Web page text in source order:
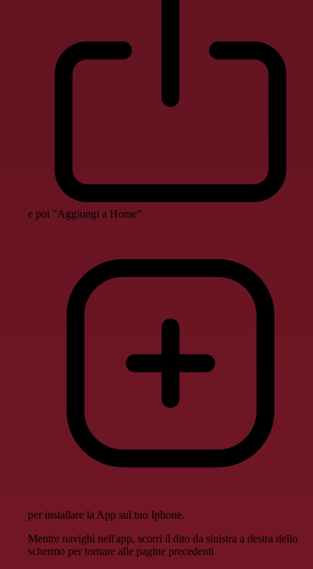
e poi "Aggiungi a Home"
per installare la App sul tuo Iphone.
Mentre navighi nell'app, scorri il dito da sinistra a destra dello
schermo per tornare alle pagine precedenti